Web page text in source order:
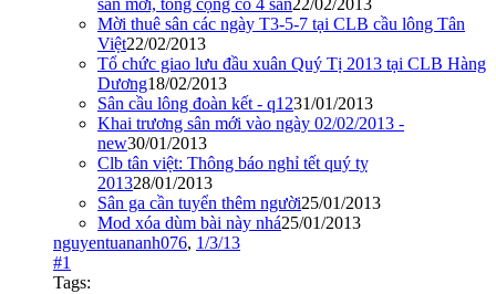
sân mới, tổng cộng có 4 sân22/02/2013
Mời thuê sân các ngày T3-5-7 tại CLB cầu lông Tân
Việt22/02/2013
Tổ chức giao lưu đầu xuân Quý Tị 2013 tại CLB Hàng
Dương18/02/2013
Sân cầu lông đoàn kết - q1231/01/2013
Khai trương sân mới vào ngày 02/02/2013 -
new30/01/2013
Clb tân việt: Thông báo nghỉ tết quý tỵ
201328/01/2013
Sân ga cần tuyển thêm người25/01/2013
Mod xóa dùm bài này nhá25/01/2013
nguyentuananh076, 1/3/13
#1
Tags: